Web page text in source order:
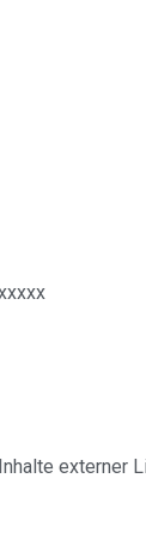
externer